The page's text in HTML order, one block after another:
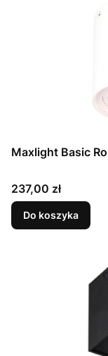
Maxlight Basic
Cena
237,00 zł
Do koszyka